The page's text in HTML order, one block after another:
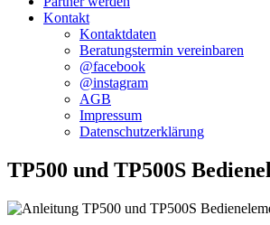
Kontakt
Kontaktdaten
Beratungstermin vereinbaren
@facebook
@instagram
AGB
Impressum
Datenschutzerklärung
TP500 und TP500S